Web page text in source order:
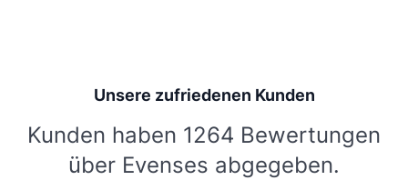
Unsere zufriedenen Kunden
Kunden haben 1264 Bewertungen
über Evenses abgegeben.